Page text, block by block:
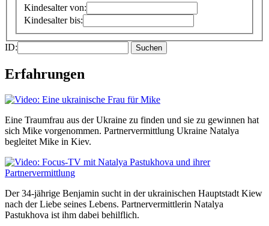
Kindesalter von:
Kindesalter bis:
ID:
Erfahrungen
Eine Traumfrau aus der Ukraine zu finden und sie zu gewinnen hat
sich Mike vorgenommen. Partnervermittlung Ukraine Natalya
begleitet Mike in Kiev.
Der 34-jährige Benjamin sucht in der ukrainischen Hauptstadt Kiew
nach der Liebe seines Lebens. Partnervermittlerin Natalya
Pastukhova ist ihm dabei behilflich.